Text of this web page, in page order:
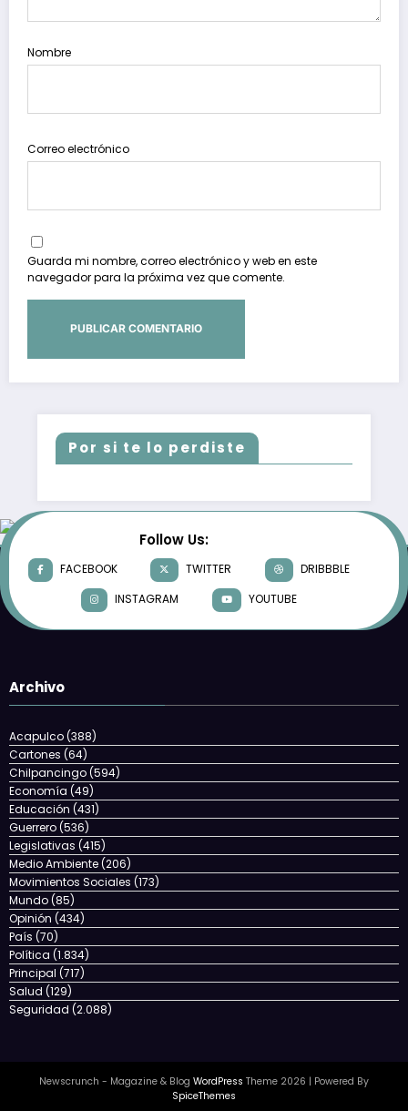
Nombre
Correo electrónico
Guarda mi nombre, correo electrónico y web en este
navegador para la próxima vez que comente.
Por si te lo perdiste
Follow Us:
FACEBOOK TWITTER
DRIBBBLE
INSTAGRAM
YOUTUBE
Archivo
Acapulco(388)
Cartones (64)
Chilpancingo(594)
Economía (49)
Educación (431)
Guerrero(536)
Legislativas (415)
Medio Ambiente(206)
Movimientos Sociales (173)
Mundo(85)
Opinión (434)
País (70)
Política (1.834)
Principal (717)
Salud (129)
Seguridad (2.088)
Newscrunch - Magazine & Blog WordPress Theme 2026 | Powered By
SpiceThemes